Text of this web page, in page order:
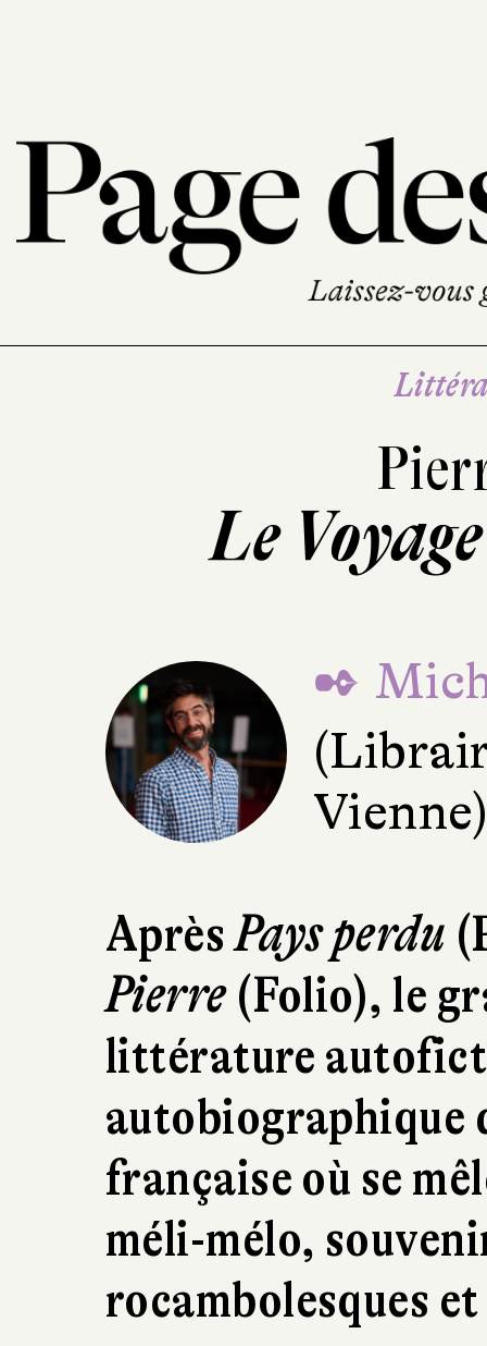
Le
✒
AprèsPays perdu
Pierre(Folio), le
littérature
autobiographique
française où se
méli-mélo,
rocambolesques